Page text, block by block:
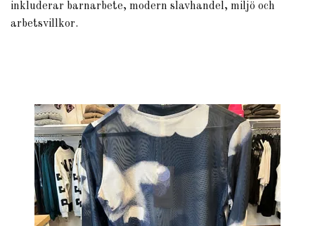
inkluderar barnarbete, modern slavhandel, miljö och
arbetsvillkor.